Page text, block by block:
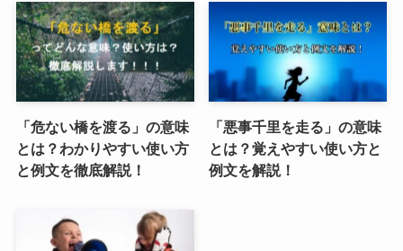
「危ない橋を渡る」の意味
とは？わかりやすい使い方
と例文を徹底解説！
「悪事千里を走る」の意味
とは？覚えやすい使い方と
例文を解説！